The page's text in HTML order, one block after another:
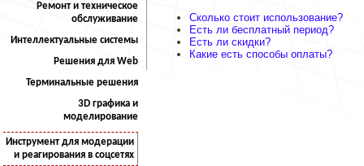
Ремонт и техническое
обслуживание
Интеллектуальные системы
Решения для Web
Терминальные решения
3D графика и
моделирование
Инструмент для модерации
и реагирования в соцсетях
Сколько стоит использование?
Есть ли бесплатный период?
Есть ли скидки?
Какие есть способы оплаты?